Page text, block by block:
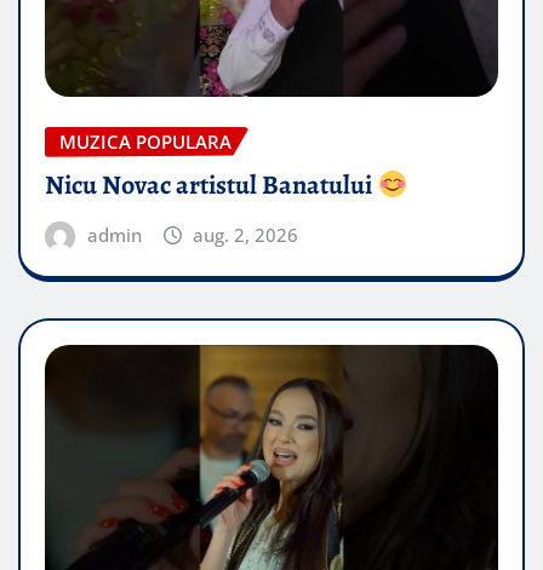
MUZICA POPULARA
Nicu Novac artistul Banatului
admin aug. 2, 2026